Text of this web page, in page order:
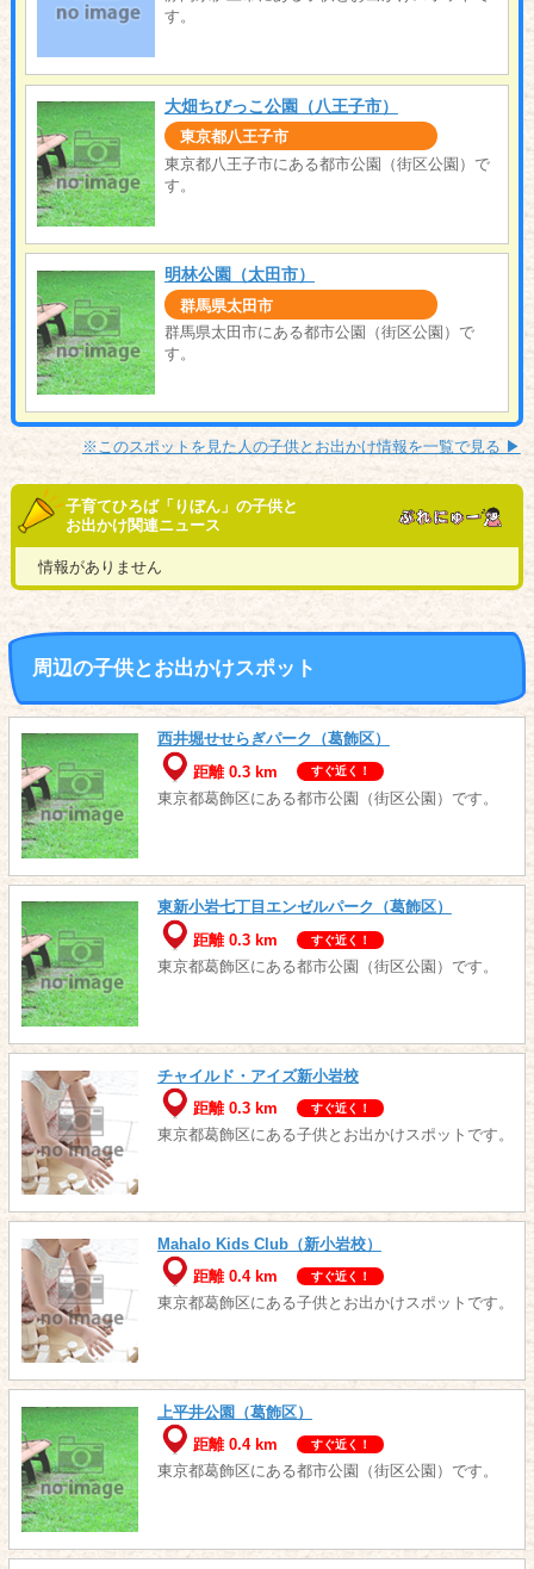
す。
大畑ちびっこ公園（八王子市）
東京都八王子市
東京都八王子市にある都市公園（街区公園）で
す。
明林公園（太田市）
群馬県太田市
群馬県太田市にある都市公園（街区公園）で
す。
※このスポットを見た人の子供とお出かけ情報を一覧で見る ▶︎
子育てひろば「りぼん」の子供と
お出かけ関連ニュース
情報がありません
周辺の子供とお出かけスポット
西井堀せせらぎパーク（葛飾区）
距離 0.3 km
すぐ近く！
東京都葛飾区にある都市公園（街区公園）です。
東新小岩七丁目エンゼルパーク（葛飾区）
距離 0.3 km
すぐ近く！
東京都葛飾区にある都市公園（街区公園）です。
チャイルド・アイズ新小岩校
距離 0.3 km
すぐ近く！
東京都葛飾区にある子供とお出かけスポットです。
Mahalo Kids Club（新小岩校）
距離 0.4 km
すぐ近く！
東京都葛飾区にある子供とお出かけスポットです。
上平井公園（葛飾区）
距離 0.4 km
すぐ近く！
東京都葛飾区にある都市公園（街区公園）です。